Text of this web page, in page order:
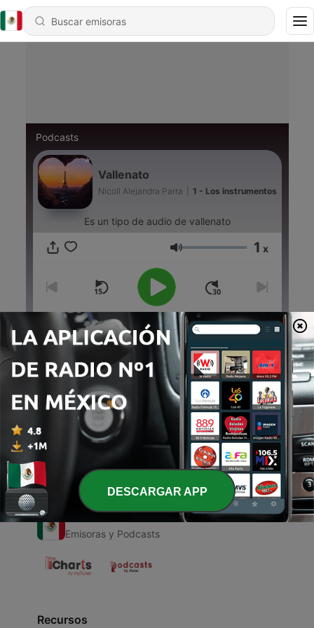
Podcasts
Vallenato
Nicoll Alejandra Parra 1 - Los instrumentos
Es un tipo de audio de vallenato
Volumen 1 x
00:00 00:00
Episodios
1 - Los instrumentos
20 mayo 2021
Emisoras y Podcasts
Recursos
DESCARGAR APP